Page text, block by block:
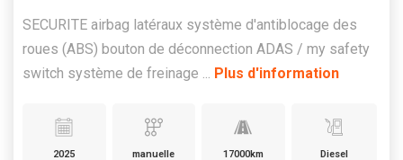
SECURITE airbag latéraux système d'antiblocage des
roues (ABS) bouton de déconnection ADAS / my safety
switch système de freinage ... Plus d'information
2025 manuelle 17000km Diesel